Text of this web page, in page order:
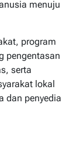
menuju
program
pengentasan
serta
lokal
dan penyedia